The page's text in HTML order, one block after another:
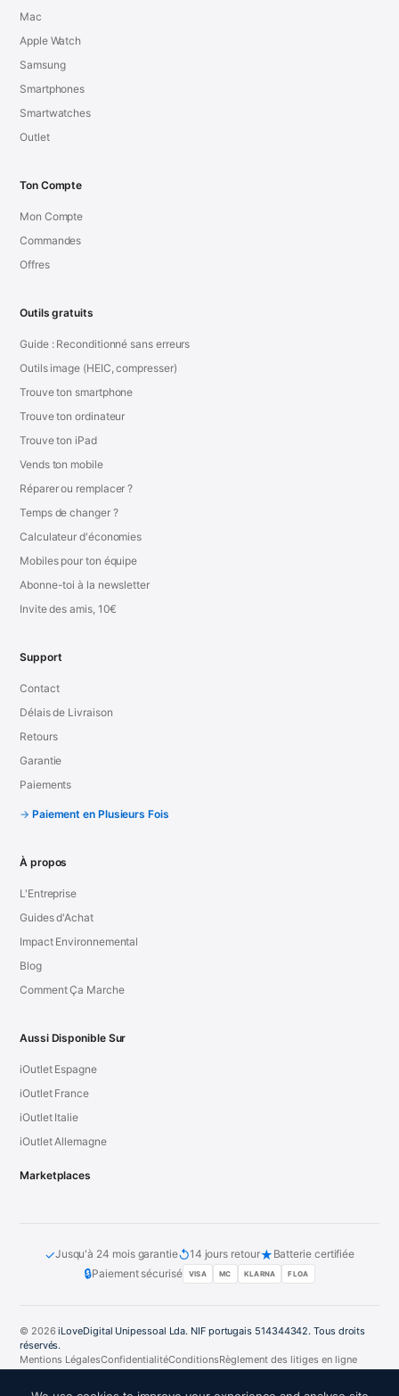
Mac
Apple Watch
Samsung
Smartphones
Smartwatches
Outlet
Ton Compte
Mon Compte
Commandes
Offres
Outils gratuits
Guide : Reconditionné sans erreurs
Outils image (HEIC, compresser)
Trouve ton smartphone
Trouve ton ordinateur
Trouve ton iPad
Vends ton mobile
Réparer ou remplacer ?
Temps de changer ?
Calculateur d'économies
Mobiles pour ton équipe
Abonne-toi à la newsletter
Invite des amis, 10€
Support
Contact
Délais de Livraison
Retours
Garantie
Paiements
Paiement en Plusieurs Fois
À propos
L'Entreprise
Guides d'Achat
Impact Environnemental
Blog
Comment Ça Marche
Aussi Disponible Sur
iOutlet Espagne
iOutlet France
iOutlet Italie
iOutlet Allemagne
Marketplaces
✓Jusqu'à 24 mois garantie↺14 jours retour★ Batterie certifiée
🔒Paiement sécurisé VISA MC KLARNA FLOA
© 2026iLoveDigital Unipessoal Lda. NIF portugais 514344342. Tous droits
réservés.
Mentions LégalesConfidentialitéConditionsRèglement des litiges en ligne
PT DE ES FR IT